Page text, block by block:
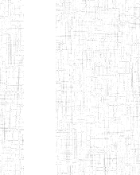
ENIET DE
MAROUA
ENBIEG DE
MAROUA
ENIEG DE
KOUSSERI